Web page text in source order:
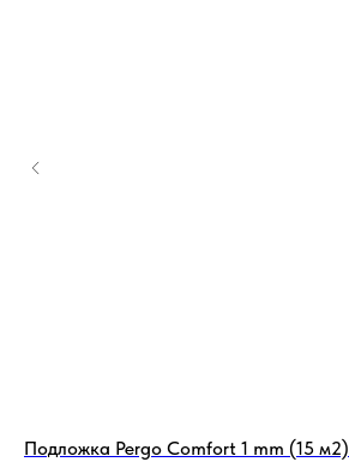
Подложка Pergo Comfort 1 mm (15 м2)